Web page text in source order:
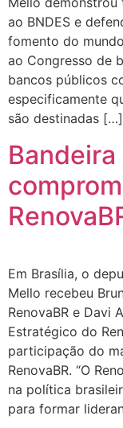
ao BNDES e
fomento do
ao Congresso de
bancos públicos
especificamente
são destinadas […]
Em Brasília, o
Mello recebeu
RenovaBR e Davi
Estratégico do
participação do
RenovaBR. “O
na política
para formar